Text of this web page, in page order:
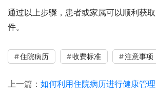
通过以上步骤，患者或家属可以顺利获
件。
住院病历 收费标准 注意事项
上一篇： 如何利用住院病历进行健康管理